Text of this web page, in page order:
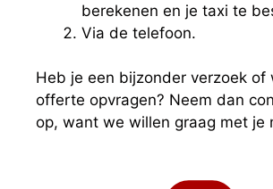
berekenen en je taxi te
Via de telefoon.
Heb je een bijzonder verzoek of
offerte opvragen? Neem dan
op, want we willen graag met je